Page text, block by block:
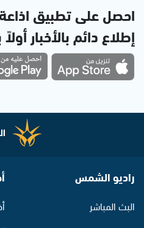
احصل على تطبيق
إطلاع دائم بالأخبار
راديو الشمس
البث المباشر